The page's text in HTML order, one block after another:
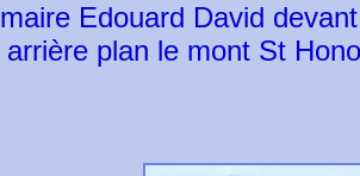
Edouard David
arrière plan le mont St